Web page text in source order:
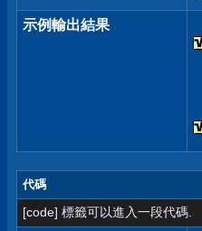
示例輸出結果
代碼
[code] 標籤可以進入一段代碼.